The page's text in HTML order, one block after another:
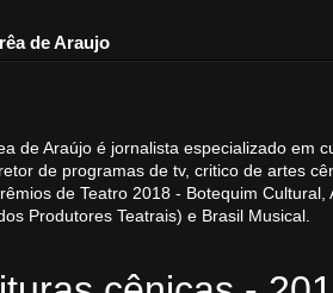
de Araujo
de Araújo é jornalista especializado em
de programas de tv, critico de artes
de Teatro 2018 - Botequim Cultural,
Produtores Teatrais) e Brasil Musical.